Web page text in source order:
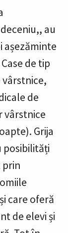
au
așezăminte
de tip
de
vârstnice
Grija
posibilități
prin
care oferă
de elevi și